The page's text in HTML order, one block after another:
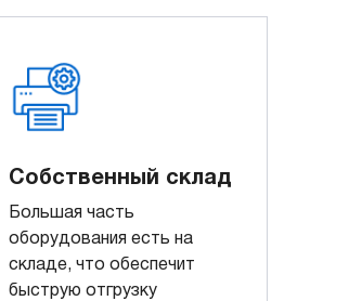
Собственный склад
Большая часть
оборудования есть на
складе, что обеспечит
быструю отгрузку